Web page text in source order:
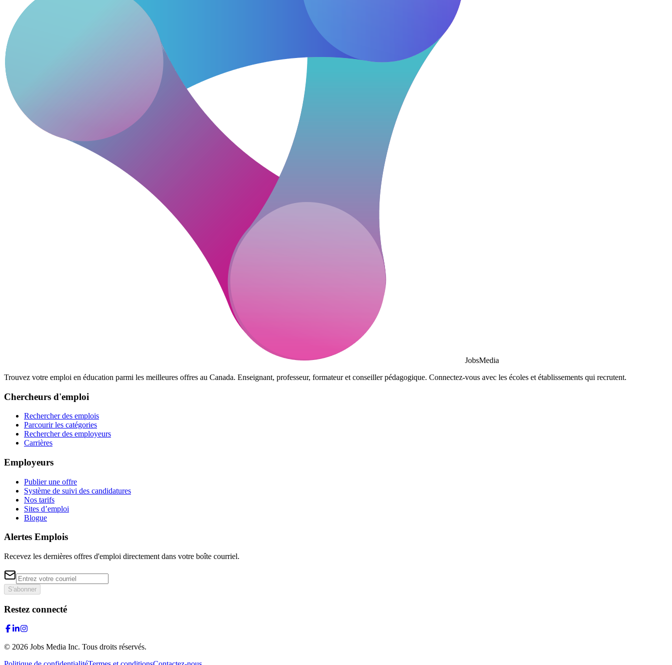
JobsMedia
Trouvez votre emploi en éducation parmi les meilleures offres au Canada. Enseignant, professeur, formateur et conseiller pédagogique. Connectez-vous avec les écoles et établissements qui recrutent.
Chercheurs d'emploi
Rechercher des emplois
Parcourir les catégories
Rechercher des employeurs
Carrières
Employeurs
Publier une offre
Système de suivi des candidatures
Nos tarifs
Sites d’emploi
Blogue
Alertes Emplois
Recevez les dernières offres d'emploi directement dans votre boîte courriel.
S'abonner
Restez connecté
© 2026 Jobs Media Inc. Tous droits réservés.